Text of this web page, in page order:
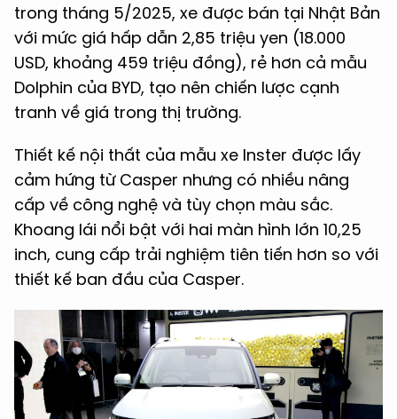
trong tháng 5/2025, xe được bán tại Nhật Bản
với mức giá hấp dẫn 2,85 triệu yen (18.000
USD, khoảng 459 triệu đồng), rẻ hơn cả mẫu
Dolphin của BYD, tạo nên chiến lược cạnh
tranh về giá trong thị trường.
Thiết kế nội thất của mẫu xe Inster được lấy
cảm hứng từ Casper nhưng có nhiều nâng
cấp về công nghệ và tùy chọn màu sắc.
Khoang lái nổi bật với hai màn hình lớn 10,25
inch, cung cấp trải nghiệm tiên tiến hơn so với
thiết kế ban đầu của Casper.